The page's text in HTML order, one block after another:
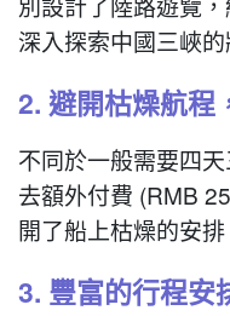
深入探索中國三峽的
2. 避開枯燥航程
不同於一般需要四
去額外付費 (RMB
開了船上枯燥的安
3. 豐富的行程安